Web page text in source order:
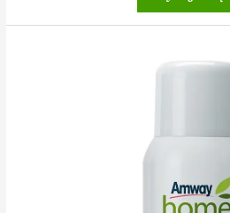
Drops™